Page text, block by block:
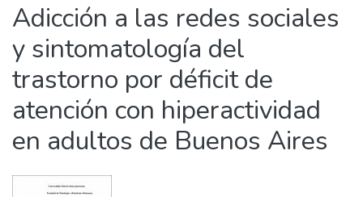
Adicción a las redes sociales
y sintomatología del
trastorno por déficit de
atención con hiperactividad
en adultos de Buenos Aires